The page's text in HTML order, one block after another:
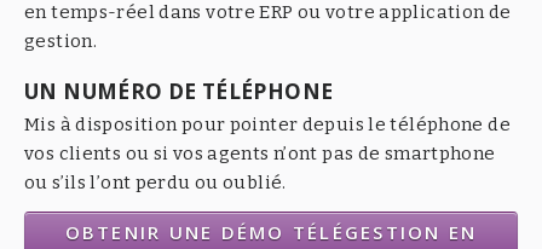
en temps-réel dans votre ERP ou votre application de
gestion.
UN NUMÉRO DE TÉLÉPHONE
Mis à disposition pour pointer depuis le téléphone de
vos clients ou si vos agents n’ont pas de smartphone
ou s’ils l’ont perdu ou oublié.
OBTENIR UNE DÉMO TÉLÉGESTION EN